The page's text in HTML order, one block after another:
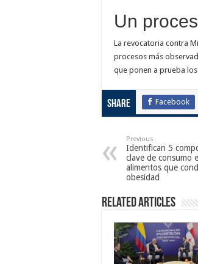
Un
La revocatoria contra
procesos más
que ponen a prueba
Share Facebook
Previous
Identifican 5
clave de consumo
alimentos que
obesidad
Related Articles